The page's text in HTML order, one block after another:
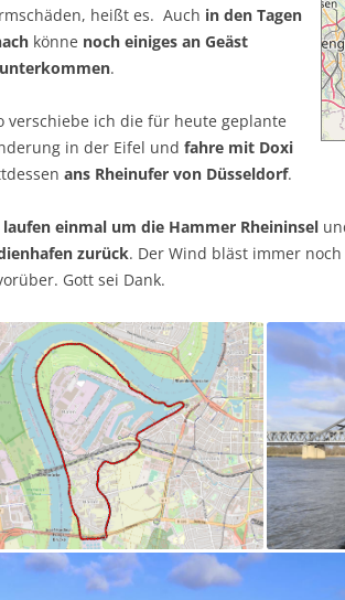
heißt es. Auch in den Tagen
könne noch einiges an Geäst
.
verschiebe ich die für heute geplante
in der Eifel und fahre mit Doxi
ans Rheinufer von Düsseldorf.
laufen einmal um die Hammer Rheininsel
zurück. Der Wind bläst immer
Gott sei Dank.